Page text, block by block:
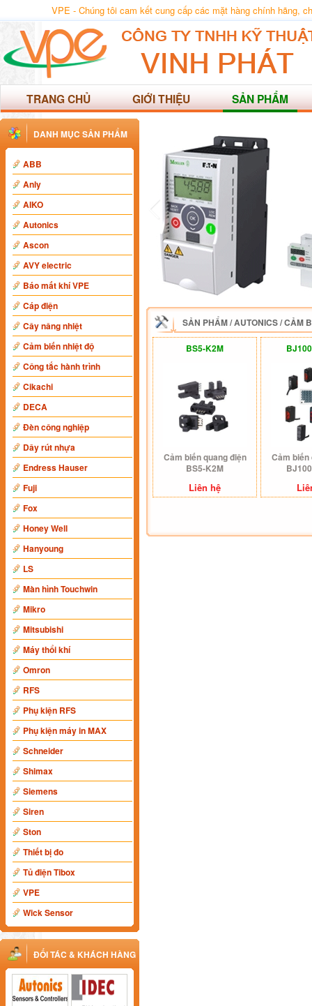
VPE - Chúng tôi cam kết cung cấp các mặt hàng chính hãng,
TRANG CHỦ GIỚI THIỆU SẢN PHẨM
DANH MỤC SẢN PHẨM
ABB
Anly
AIKO
Autonics
Ascon
AVY electric
Báo mất khí VPE
Cáp điện
Cây nâng nhiệt
Cảm biến nhiệt độ
Công tắc hành trình
Cikachi
DECA
Đèn công nghiệp
Dây rút nhựa
Endress Hauser
Fuji
Fox
Honey Well
Hanyoung
LS
Màn hình Touchwin
Mikro
Mitsubishi
Máy thổi khí
Omron
RFS
Phụ kiện RFS
Phụ kiện máy in MAX
Schneider
Shimax
Siemens
Siren
Ston
Thiết bị đo
Tủ điện Tibox
VPE
Wick Sensor
ĐỐI TÁC & KHÁCH HÀNG
SẢN PHẨM/AUTONICS/CẢM
BS5-K2M
Cảm biến quang điện
BS5-K2M
Liên hệ
Cảm biến